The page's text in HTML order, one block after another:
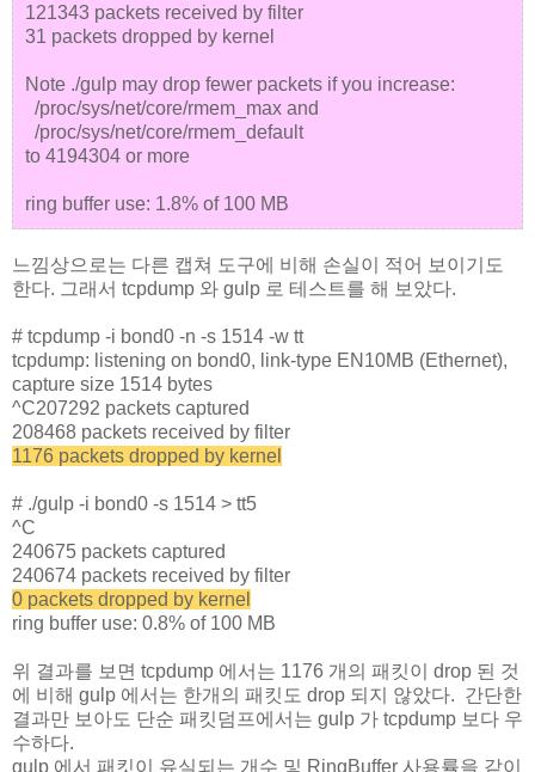
121343 packets received by filter
31 packets dropped by kernel
Note ./gulp may drop fewer packets if you increase:
/proc/sys/net/core/rmem_max and
/proc/sys/net/core/rmem_default
to 4194304 or more
ring buffer use: 1.8% of 100 MB
느낌상으로는 다른 캡쳐 도구에 비해 손실이 적어 보이기도
한다. 그래서 tcpdump 와 gulp 로 테스트를 해 보았다.
# tcpdump -i bond0 -n -s 1514 -w tt
tcpdump: listening on bond0, link-type EN10MB (Ethernet),
capture size 1514 bytes
^C207292 packets captured
208468 packets received by filter
1176 packets dropped by kernel
# ./gulp -i bond0 -s 1514 > tt5
^C
240675 packets captured
240674 packets received by filter
0 packets dropped by kernel
ring buffer use: 0.8% of 100 MB
위 결과를 보면 tcpdump 에서는 1176 개의 패킷이 drop 된 것
에 비해 gulp 에서는 한개의 패킷도 drop 되지 않았다. 간단한
결과만 보아도 단순 패킷덤프에서는 gulp 가 tcpdump 보다 우
수하다.
gulp 에서 패킷이 유실되는 개수 및 RingBuffer 사용률을 같이